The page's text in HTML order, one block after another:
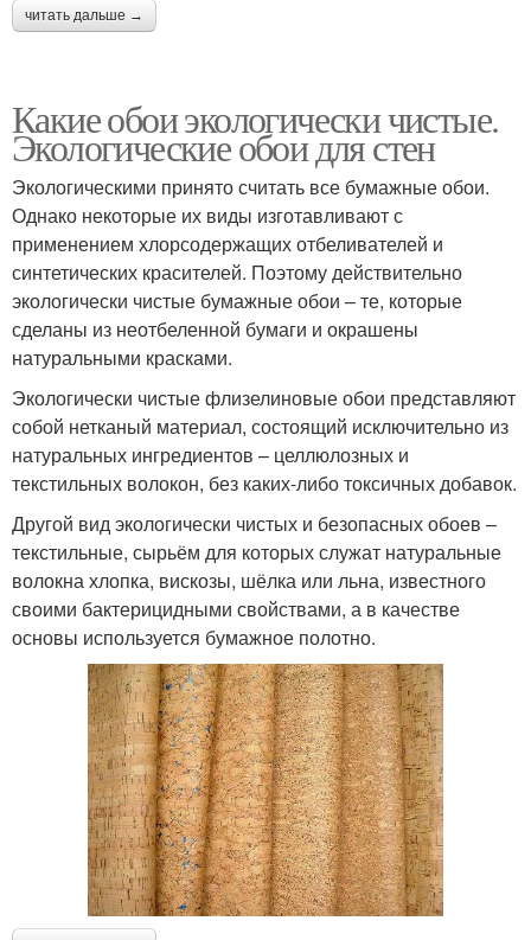
читать дальше →
Какие обои экологически чистые.
Экологические обои для стен
Экологическими принято считать все бумажные обои.
Однако некоторые их виды изготавливают с
применением хлорсодержащих отбеливателей и
синтетических красителей. Поэтому действительно
экологически чистые бумажные обои – те, которые
сделаны из неотбеленной бумаги и окрашены
натуральными красками.
Экологически чистые флизелиновые обои представляют
собой нетканый материал, состоящий исключительно из
натуральных ингредиентов – целлюлозных и
текстильных волокон, без каких-либо токсичных добавок.
Другой вид экологически чистых и безопасных обоев –
текстильные, сырьём для которых служат натуральные
волокна хлопка, вискозы, шёлка или льна, известного
своими бактерицидными свойствами, а в качестве
основы используется бумажное полотно.